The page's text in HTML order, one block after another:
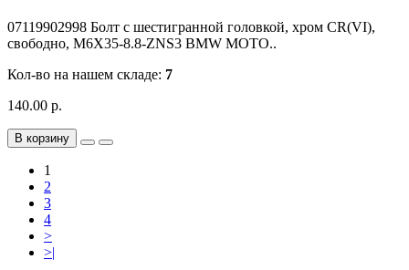
07119902998 Болт с шестигранной головкой, хром CR(VI),
свободно, M6X35-8.8-ZNS3 BMW MOTO..
Кол-во на нашем складе: 7
140.00 р.
В корзину
1
2
3
4
>
>|